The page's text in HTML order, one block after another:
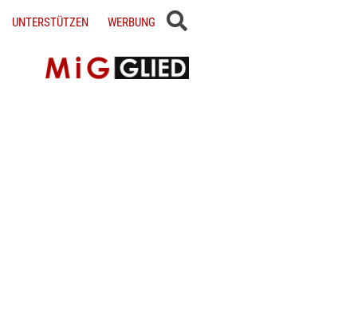
UNTERSTÜTZEN WERBUNG